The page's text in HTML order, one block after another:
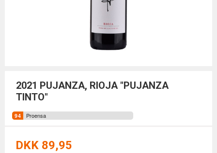
2021 PUJANZA, RIOJA "PUJANZA
TINTO"
Proensa
DKK 89,95